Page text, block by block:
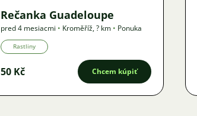
Rečanka Guadeloupe
pred 4 mesiacmi • Kroměříž,? km • Ponuka
Rastliny
50 Kč Chcem kúpiť